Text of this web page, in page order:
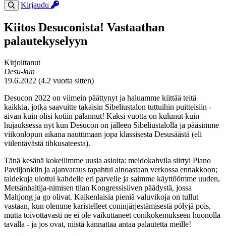
Kirjaudu
Kiitos Desuconista! Vastaathan
palautekyselyyn
Kirjoittanut
Desu-kun
19.6.2022 (4.2 vuotta sitten)
Desucon 2022 on viimein päättynyt ja haluamme kiittää teitä
kaikkia, jotka saavuitte takaisin Sibeliustalon tuttuihin puitteisiin -
aivan kuin olisi kotiin palannut! Kaksi vuotta on kulunut kuin
hujauksessa nyt kun Desucon on jälleen Sibeliustalolla ja pääsimme
viikonlopun aikana nauttimaan jopa klassisesta Desusäästä (eli
viilentävästä tihkusateesta).
Tänä kesänä kokeilimme uusia asioita: meidokahvila siirtyi Piano
Paviljonkiin ja ajanvaraus tapahtui ainoastaan verkossa ennakkoon;
taidekuja ulottui kahdelle eri parvelle ja saimme käyttöömme uuden,
Metsänhaltija-nimisen tilan Kongressisiiven päädystä, jossa
Mahjong ja go olivat. Kaikenlaisia pieniä valuvikoja on tullut
vastaan, kun olemme karistelleet coninjärjestämisestä pölyjä pois,
mutta toivottavasti ne ei ole vaikuttaneet conikokemukseen huonolla
tavalla - ja jos ovat, niistä kannattaa antaa palautetta meille!